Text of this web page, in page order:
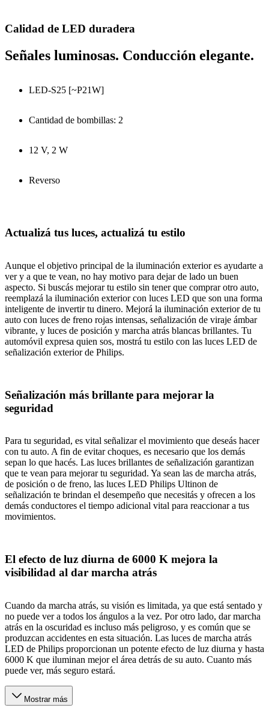
Calidad de LED duradera
Señales luminosas. Conducción elegante.
LED-S25 [~P21W]
Cantidad de bombillas: 2
12 V, 2 W
Reverso
Actualizá tus luces, actualizá tu estilo
Aunque el objetivo principal de la iluminación exterior es ayudarte a
ver y a que te vean, no hay motivo para dejar de lado un buen
aspecto. Si buscás mejorar tu estilo sin tener que comprar otro auto,
reemplazá la iluminación exterior con luces LED que son una forma
inteligente de invertir tu dinero. Mejorá la iluminación exterior de tu
auto con luces de freno rojas intensas, señalización de viraje ámbar
vibrante, y luces de posición y marcha atrás blancas brillantes. Tu
automóvil expresa quien sos, mostrá tu estilo con las luces LED de
señalización exterior de Philips.
Señalización más brillante para mejorar la
seguridad
Para tu seguridad, es vital señalizar el movimiento que deseás hacer
con tu auto. A fin de evitar choques, es necesario que los demás
sepan lo que hacés. Las luces brillantes de señalización garantizan
que te vean para mejorar tu seguridad. Ya sean las de marcha atrás,
de posición o de freno, las luces LED Philips Ultinon de
señalización te brindan el desempeño que necesitás y ofrecen a los
demás conductores el tiempo adicional vital para reaccionar a tus
movimientos.
El efecto de luz diurna de 6000 K mejora la
visibilidad al dar marcha atrás
Cuando da marcha atrás, su visión es limitada, ya que está sentado y
no puede ver a todos los ángulos a la vez. Por otro lado, dar marcha
atrás en la oscuridad es incluso más peligroso, y es común que se
produzcan accidentes en esta situación. Las luces de marcha atrás
LED de Philips proporcionan un potente efecto de luz diurna y hasta
6000 K que iluminan mejor el área detrás de su auto. Cuanto más
puede ver, más seguro estará.
Mostrar más